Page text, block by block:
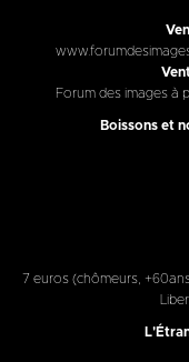
Forum des images à
Boissons et
7 euros (chômeurs,